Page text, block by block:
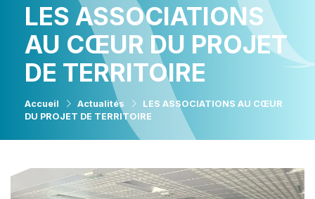
LES ASSOCIATIONS
AU CŒUR DU PROJET
DE TERRITOIRE
Accueil Actualités
LES ASSOCIATIONS AU CŒUR
DU PROJET DE TERRITOIRE